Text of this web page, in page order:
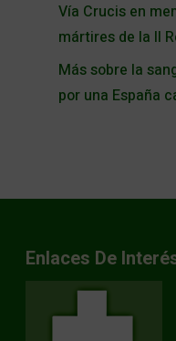
Vía Crucis en
mártires de la II
Más sobre la
por una España
Enlaces De